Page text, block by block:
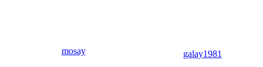
mosay galay1981